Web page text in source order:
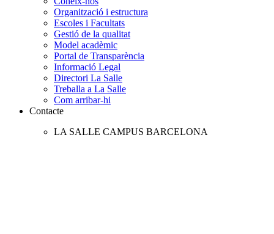
Organització i estructura
Escoles i Facultats
Gestió de la qualitat
Model acadèmic
Portal de Transparència
Informació Legal
Directori La Salle
Treballa a La Salle
Com arribar-hi
Contacte
LA SALLE CAMPUS BARCELONA